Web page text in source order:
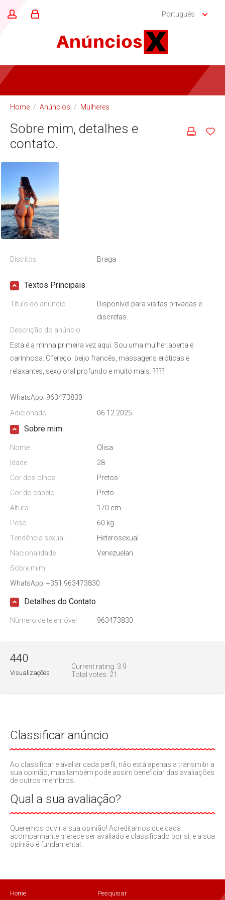
Português
Home / Anúncios / Mulheres
Sobre mim, detalhes e
contato.
Distritos Braga
Textos Principais
Título do anúncio
Disponível para visitas privadas e
discretas.
Descrição do anúncio
Esta é a minha primeira vez aqui. Sou uma mulher aberta e
carinhosa. Ofereço: beijo francês, massagens eróticas e
relaxantes, sexo oral profundo e muito mais. ????
WhatsApp: 963473830
Adicionado
06.12.2025
Sobre mim
Nome
Olisa
Idade
28
Cor dos olhos
Pretos
Cor do cabelo
Preto
Altura
170 cm
Peso
60 kg
Tendência sexual
Heterosexual
Nacionalidade
Venezuelan
Sobre mim
WhatsApp: +351 963473830
Detalhes do Contato
Número de telemóvel 963473830
Current rating: 3.9
Total votes: 21
440
Visualizações
Classificar anúncio
Ao classificar e avaliar cada perfil, não está apenas a transmitir a
sua opinião, mas também pode assim beneficiar das avaliações
de outros membros.
Qual a sua avaliação?
Queremos ouvir a sua opinião! Acreditamos que cada
acompanhante merece ser avaliado e classificado por si, e a sua
opinião é fundamental.
Home Pesquisar